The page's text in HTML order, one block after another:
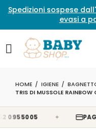
Spedizioni sospese
evasi a
HOME IGIENE
TRIS DI MUSSOLE